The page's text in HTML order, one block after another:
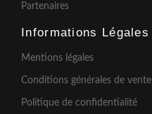
Partenaires
Informations Légales
Mentions légales
Conditions générales de vente
Politique de confidentialité